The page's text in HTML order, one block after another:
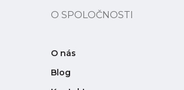
O SPOLOČNOSTI
O nás
Blog